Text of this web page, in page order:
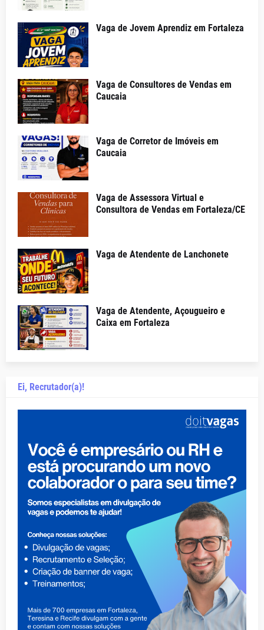
Vaga de Jovem Aprendiz em Fortaleza
Vaga de Consultores de Vendas em
Caucaia
Vaga de Corretor de Imóveis em
Caucaia
Vaga de Assessora Virtual e
Consultora de Vendas em Fortaleza/CE
Vaga de Atendente de Lanchonete
Vaga de Atendente, Açougueiro e
Caixa em Fortaleza
Ei, Recrutador(a)!